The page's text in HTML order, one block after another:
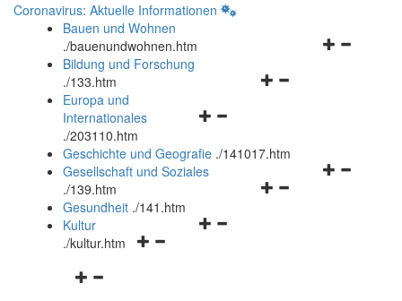
Coronavirus: Aktuelle Informationen
Bauen und Wohnen
./bauenundwohnen.htm
Navigationsmenü
Bildung und Forschung
./133.htm
Navigationsmenü
und
schließen
Europa und
Internationales
./203110.htm
Geschichte und Geografie ./141017.htm
Navigationsmenü
Gesellschaft und Soziales
./139.htm
Navigationsmenü
Gesundheit ./141.htm
Navigationsmenü
Kultur
./kultur.htm
Navigationsmenü